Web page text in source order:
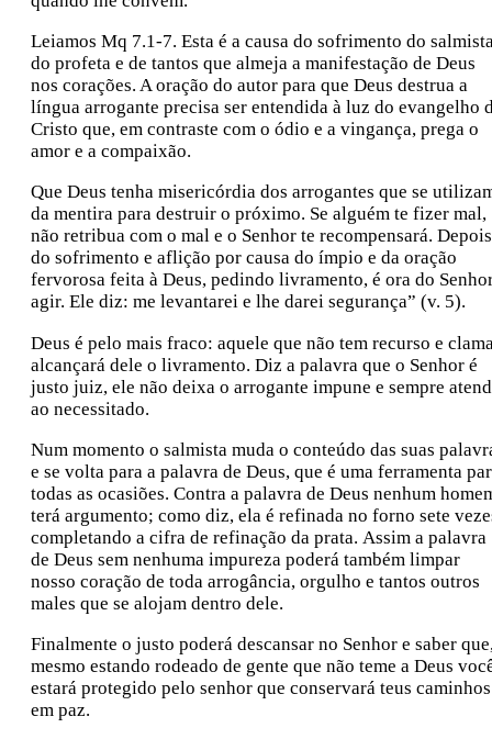
Leiamos Mq 7.1-7. Esta é a causa do sofrimento do
do profeta e de tantos que almeja a manifestação de Deus
nos corações. A oração do autor para que Deus destrua a
língua arrogante precisa ser entendida à luz do evangelho
Cristo que, em contraste com o ódio e a vingança, prega o
amor e a compaixão.
Que Deus tenha misericórdia dos arrogantes que se
da mentira para destruir o próximo. Se alguém te fizer mal,
não retribua com o mal e o Senhor te recompensará. Depois
do sofrimento e aflição por causa do ímpio e da oração
fervorosa feita à Deus, pedindo livramento, é ora do
agir. Ele diz: me levantarei e lhe darei segurança” (v. 5).
Deus é pelo mais fraco: aquele que não tem recurso e
alcançará dele o livramento. Diz a palavra que o Senhor é
justo juiz, ele não deixa o arrogante impune e sempre
ao necessitado.
Num momento o salmista muda o conteúdo das suas
e se volta para a palavra de Deus, que é uma ferramenta
todas as ocasiões. Contra a palavra de Deus nenhum
terá argumento; como diz, ela é refinada no forno sete
completando a cifra de refinação da prata. Assim a palavra
de Deus sem nenhuma impureza poderá também limpar
nosso coração de toda arrogância, orgulho e tantos outros
males que se alojam dentro dele.
Finalmente o justo poderá descansar no Senhor e saber
mesmo estando rodeado de gente que não teme a Deus
estará protegido pelo senhor que conservará teus caminhos
em paz.